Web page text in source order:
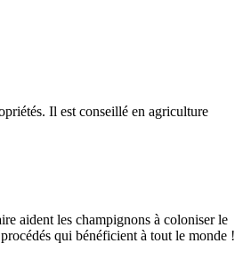
Il est conseillé en agriculture
aident les champignons à coloniser le
qui bénéficient à tout le monde !